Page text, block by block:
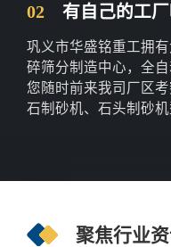
02 有自己的工厂
巩义市华盛铭重工拥
碎筛分制造中心，全
您随时前来我司厂区
石制砂机、石头制砂机
聚焦行业